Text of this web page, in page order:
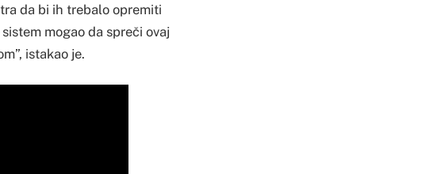
da bi ih trebalo opremiti
mogao da spreči ovaj
istakao je.